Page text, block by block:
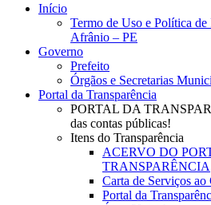
Close
Início
Termo de Uso e Política
Afrânio – PE
Governo
Prefeito
Órgãos e Secretarias
Portal da Transparência
PORTAL DA
das contas públicas!
Itens do Transparência
ACERVO DO
TRANSPARÊNCIA
Carta de Serviços ao
Portal da